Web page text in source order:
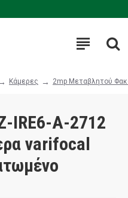
Κάμερες 2mp Μεταβλητού
IRE6-A-2712
varifocal